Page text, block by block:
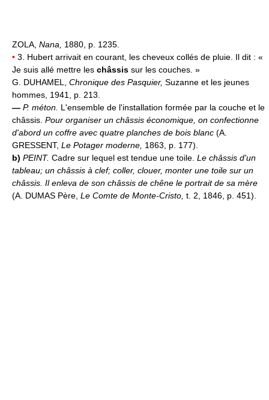
ZOLA, Nana, 1880, p. 1235.
• 3. Hubert arrivait en courant, les cheveux collés de pluie. Il dit : «
Je suis allé mettre les châssis sur les couches. »
G. DUHAMEL, Chronique des Pasquier, Suzanne et les jeunes
hommes, 1941, p. 213.
— P. méton. L'ensemble de l'installation formée par la couche et le
châssis. Pour organiser un châssis économique, on confectionne
d'abord un coffre avec quatre planches de bois blanc (A.
GRESSENT, Le Potager moderne, 1863, p. 177).
b) PEINT. Cadre sur lequel est tendue une toile. Le châssis d'un
tableau; un châssis à clef; coller, clouer, monter une toile sur un
châssis. Il enleva de son châssis de chêne le portrait de sa mère
(A. DUMAS Père, Le Comte de Monte-Cristo, t. 2, 1846, p. 451).